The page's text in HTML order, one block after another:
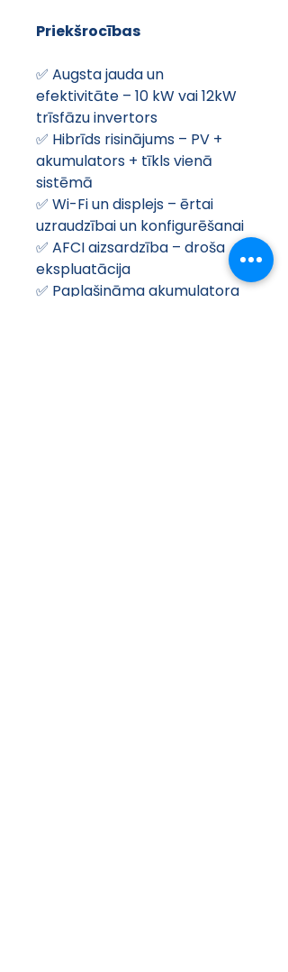
Priekšrocības
✅ Augsta jauda un
efektivitāte – 10 kW vai 12kW
trīsfāzu invertors
✅ Hibrīds risinājums – PV +
akumulators + tīkls vienā
sistēmā
✅ Wi-Fi un displejs – ērtai
uzraudzībai un konfigurēšanai
✅ AFCI aizsardzība – droša
ekspluatācija
✅ Paplašināma akumulatora